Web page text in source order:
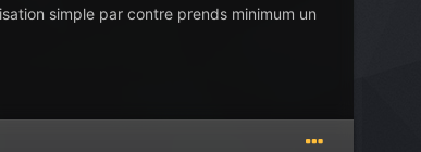
simple par contre prends minimum un